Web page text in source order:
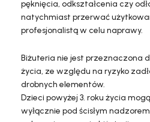
pęknięcia, odkształcenia czy
natychmiast przerwać
profesjonalistą w celu naprawy.
Biżuteria nie jest przeznaczona
życia, ze względu na ryzyko
drobnych elementów.
Dzieci powyżej 3. roku życia
wyłącznie pod ścisłym nadzorem